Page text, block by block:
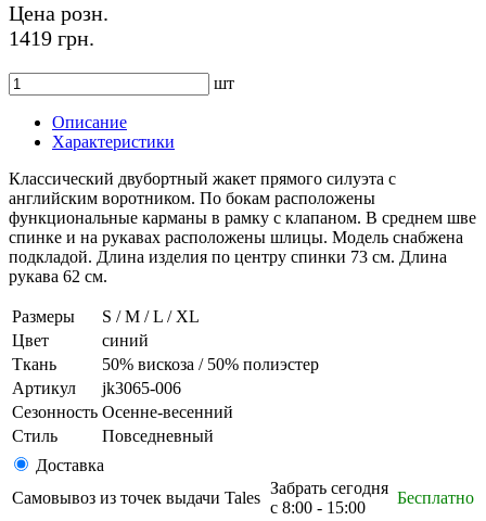
Цена розн.
1419 грн.
шт
Описание
Характеристики
Классический двубортный жакет прямого силуэта с
английским воротником. По бокам расположены
функциональные карманы в рамку с клапаном. В среднем шве
спинке и на рукавах расположены шлицы. Модель снабжена
подкладой. Длина изделия по центру спинки 73 см. Длина
рукава 62 см.
Размеры
S / M / L / XL
Цвет
синий
Ткань
50% вискоза / 50% полиэстер
Артикул
jk3065-006
Сезонность Осенне-весенний
Стиль
Повседневный
Доставка
Самовывоз из точек выдачи Tales
Забрать сегодня
с 8:00 - 15:00
Бесплатно